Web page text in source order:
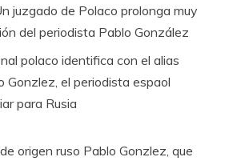
juzgado de Polaco prolonga muy
del periodista Pablo González
polaco identifica con el alias
Gonzlez, el periodista espaol
para Rusia
origen ruso Pablo Gonzlez, que